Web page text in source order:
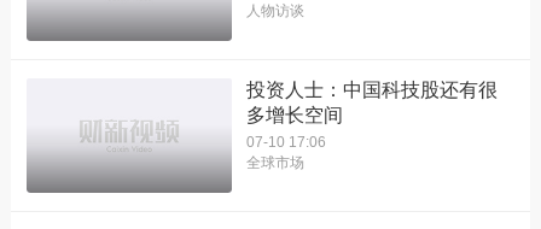
人物访谈
投资人士：中国科技股还有很
多增长空间
07-10 17:06
全球市场